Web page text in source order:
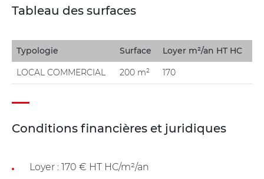
Tableau des surfaces
Typologie Surface Loyer m²/an HT HC
LOCAL COMMERCIAL 200 m² 170
Conditions financières et juridiques
Loyer : 170 € HT HC/m²/an